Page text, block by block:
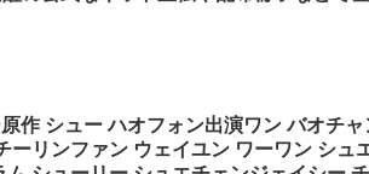
作 シュー ハオフォン出演ワン バオチャ
ーリンファン ウェイユン ワーワン シュ